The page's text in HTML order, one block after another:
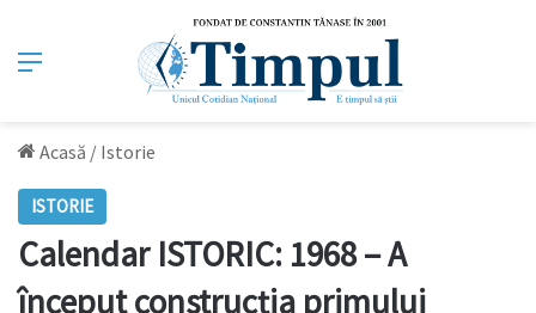
Meniu
Acasă / Istorie
ISTORIE
Calendar ISTORIC: 1968 – A
început construcția primului